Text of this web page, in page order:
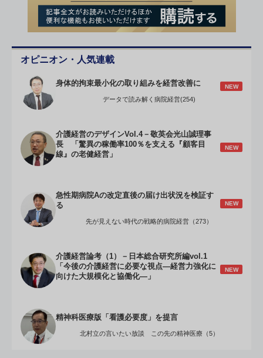
オピニオン・人気連載
身体的拘束最小化の取り組みを経営改善に NEW
データで読み解く病院経営(254)
介護経営のデザインVol.4－敬英会光山誠理事
長 「驚異の稼働率100％を支える『顧客目
線』の老健経営」
NEW
急性期病院Aの改定直後の届け出状況を検証す
る
NEW
先が見えない時代の戦略的病院経営（273）
介護経営論考（1）－日本総合研究所編vol.1
「今後の介護経営に必要な視点―経営力強化に
向けた大規模化と協働化―」
NEW
精神科医療版「看護必要度」を提言
北村立の言いたい放談 この先の精神医療（5）